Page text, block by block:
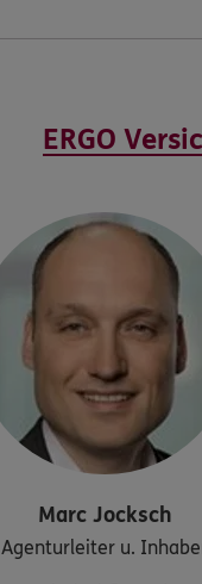
Marc Jocksch
Agenturleiter u.